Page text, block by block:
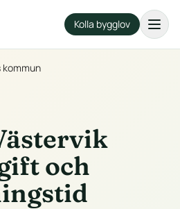
Kolla bygglov
kommun
och